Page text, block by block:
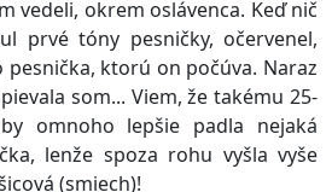
vedeli, okrem oslávenca. Keď nič
prvé tóny pesničky, očervenel,
pesnička, ktorú on počúva. Naraz
som... Viem, že takému 25-
omnoho lepšie padla nejaká
lenže spoza rohu vyšla vyše
(smiech)!